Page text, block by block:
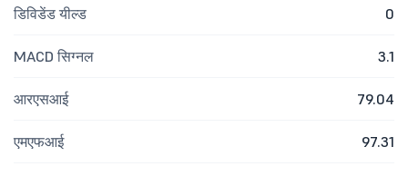
डिविडेंड यील्ड 0
MACD सिग्नल 3.1
आरएसआई 79.04
एमएफआई 97.31